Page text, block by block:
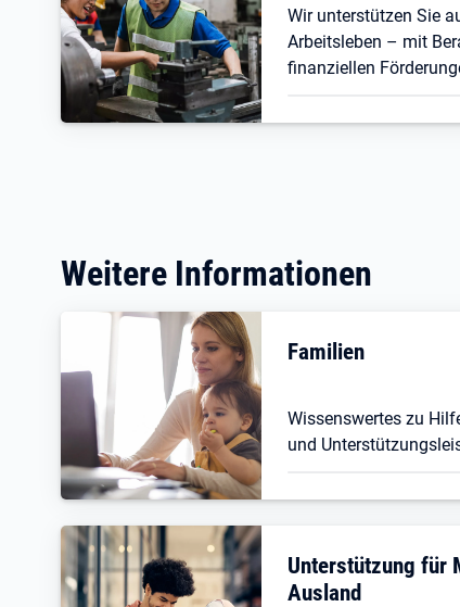
Wir unterstützen Sie
Arbeitsleben – mit
finanziellen
Weitere Informationen
Familien
Wissenswertes zu
und
Unterstützung für
Ausland